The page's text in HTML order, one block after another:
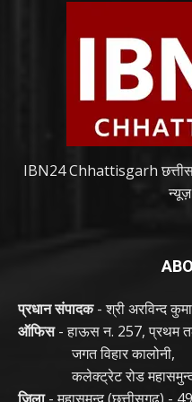
IBN24 Chhattisgarh
न्यूज़
प्रधान संपादक- श्री अरविन्द
ऑफिस- हाऊस न. 257, प्रथम
जगत विहार कालोनी,
कलेक्ट्रेट रोड